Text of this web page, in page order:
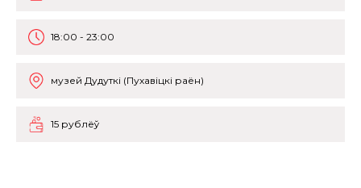
18:00 - 23:00
музей Дудуткі (Пухавіцкі раён)
15 рублёў